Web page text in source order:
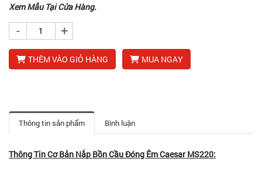
Xem Mẫu Tại Cửa Hàng.
- +
THÊM VÀO GIỎ HÀNG MUA NGAY
Thông tin sản phẩm Bình luận
Thông Tin Cơ Bản Nắp Bồn Cầu Đóng Êm Caesar MS220: